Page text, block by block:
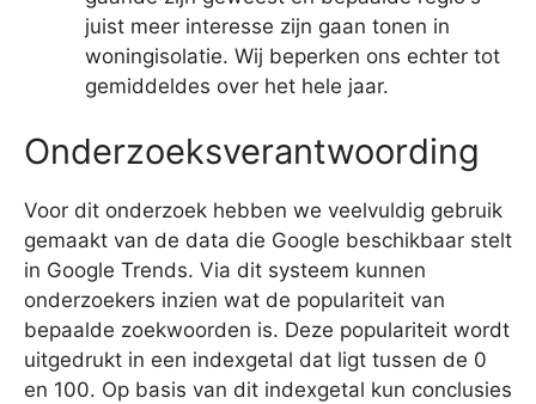
juist meer interesse zijn gaan tonen in
woningisolatie. Wij beperken ons echter tot
gemiddeldes over het hele jaar.
Onderzoeksverantwoording
Voor dit onderzoek hebben we veelvuldig gebruik
gemaakt van de data die Google beschikbaar stelt
in Google Trends. Via dit systeem kunnen
onderzoekers inzien wat de populariteit van
bepaalde zoekwoorden is. Deze populariteit wordt
uitgedrukt in een indexgetal dat ligt tussen de 0
en 100. Op basis van dit indexgetal kun conclusies